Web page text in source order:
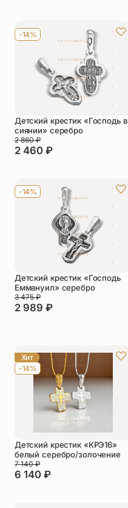
-14%
Детский крестик «Господь в
сиянии» серебро
2 460 ₽
2 860₽
-14%
Детский крестик «Господь
Еммануил» серебро
2 989 ₽
3 475₽
Хит
-14%
Детский крестик «КРЭ16»
белый серебро/золочение
6 140 ₽
7 140₽